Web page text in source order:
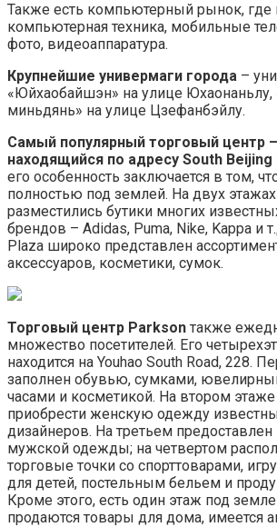
Также есть компьютерный рынок, где
компьютерная техника, мобильные
фото, видеоаппаратура.
Крупнейшие универмаги города –
«Юйхаобайшэн» на улице Юхаонаньлу,
миньдянь» на улице Цзефанбэйлу.
Самый популярный торговый центр
находящийся по адресу South Beijing
его особенность заключается в том,
полностью под землей. На двух
разместились бутики многих
брендов – Adidas, Puma, Nike, Kappa и
Plaza широко представлен
аксессуаров, косметики, сумок.
Торговый центр Parkson также
множество посетителей. Его
находится на Youhao South Road, 228.
заполнен обувью, сумками,
часами и косметикой. На втором
приобрести женскую одежду
дизайнеров. На третьем
мужской одежды; на четвертом
торговые точки со спорттоварами,
для детей, постельным бельем и
Кроме этого, есть один этаж под
продаются товары для дома, имеется